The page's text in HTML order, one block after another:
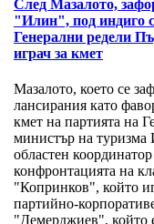
След Мазалото,
"Илин", под индиго
Генерални редели
играч за кмет
Мазалото, което се
лансирания като
кмет на партията на
министър на
областен
конфронтацията на
"Копринков", който
партийно-
"Демерджиев", който